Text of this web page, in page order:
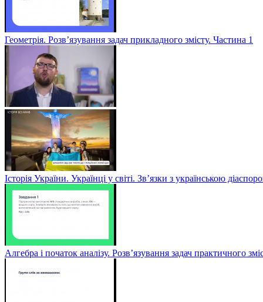
Геометрія. Розв’язування задач прикладного змісту. Частина 1
Історія України. Українці у світі. Зв’язки з українською
Алгебра і початок аналізу. Розв’язування задач практичного